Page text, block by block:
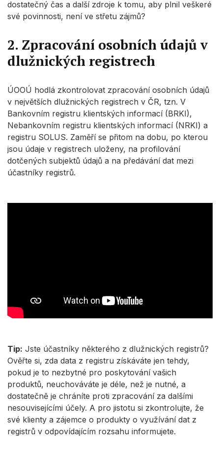
dostatečný čas a další zdroje k tomu, aby plnil veškeré
své povinnosti, není ve střetu zájmů?
2. Zpracování osobních údajů v
dlužnických registrech
ÚOOÚ hodlá zkontrolovat zpracování osobních údajů
v největších dlužnických registrech v ČR, tzn. V
Bankovním registru klientských informací (BRKI),
Nebankovním registru klientských informací (NRKI) a
registru SOLUS. Zaměří se přitom na dobu, po kterou
jsou údaje v registrech uloženy, na profilování
dotčených subjektů údajů a na předávání dat mezi
účastníky registrů.
Tip: Jste účastníky některého z dlužnických registrů?
Ověřte si, zda data z registru získáváte jen tehdy,
pokud je to nezbytné pro poskytování vašich
produktů, neuchováváte je déle, než je nutné, a
dostatečně je chráníte proti zpracování za dalšími
nesouvisejícími účely. A pro jistotu si zkontrolujte, že
své klienty a zájemce o produkty o využívání dat z
registrů v odpovídajícím rozsahu informujete.